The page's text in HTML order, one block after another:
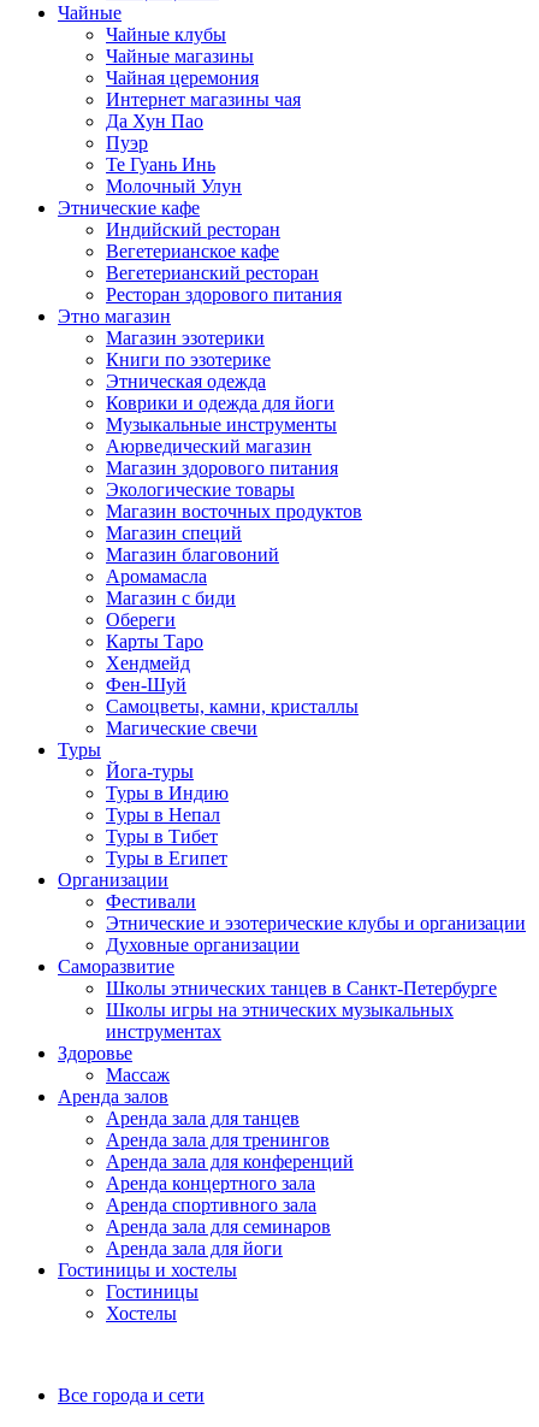
Чайные
Чайные клубы
Чайные магазины
Чайная церемония
Интернет магазины чая
Да Хун Пао
Пуэр
Те Гуань Инь
Молочный Улун
Этнические кафе
Индийский ресторан
Вегетерианское кафе
Вегетерианский ресторан
Ресторан здорового питания
Этно магазин
Магазин эзотерики
Книги по эзотерике
Этническая одежда
Коврики и одежда для йоги
Музыкальные инструменты
Аюрведический магазин
Магазин здорового питания
Экологические товары
Магазин восточных продуктов
Магазин специй
Магазин благовоний
Аромамасла
Магазин с биди
Обереги
Карты Таро
Хендмейд
Фен-Шуй
Самоцветы, камни, кристаллы
Магические свечи
Туры
Йога-туры
Туры в Индию
Туры в Непал
Туры в Тибет
Туры в Египет
Организации
Фестивали
Этнические и эзотерические клубы и организации
Духовные организации
Саморазвитие
Школы этнических танцев в Санкт-Петербурге
Школы игры на этнических музыкальных
инструментах
Здоровье
Массаж
Аренда залов
Аренда зала для танцев
Аренда зала для тренингов
Аренда зала для конференций
Аренда концертного зала
Аренда спортивного зала
Аренда зала для семинаров
Аренда зала для йоги
Гостиницы и хостелы
Гостиницы
Хостелы
Все города и сети